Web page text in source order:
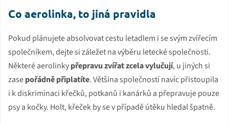
Co aerolinka, to jiná pravidla
Pokud plánujete absolvovat cestu letadlem i se svým zvířecím
společníkem, dejte si záležet na výběru letecké společnosti.
Některé aerolinkypřepravu zvířat zcela vylučují, u jiných si
zasepořádně připlatíte. Většina společností navíc přistoupila
i k diskriminaci křečků, potkanů i kanárků a přepravuje pouze
psy a kočky. Holt, křeček by se v případě útěku hledal špatně.